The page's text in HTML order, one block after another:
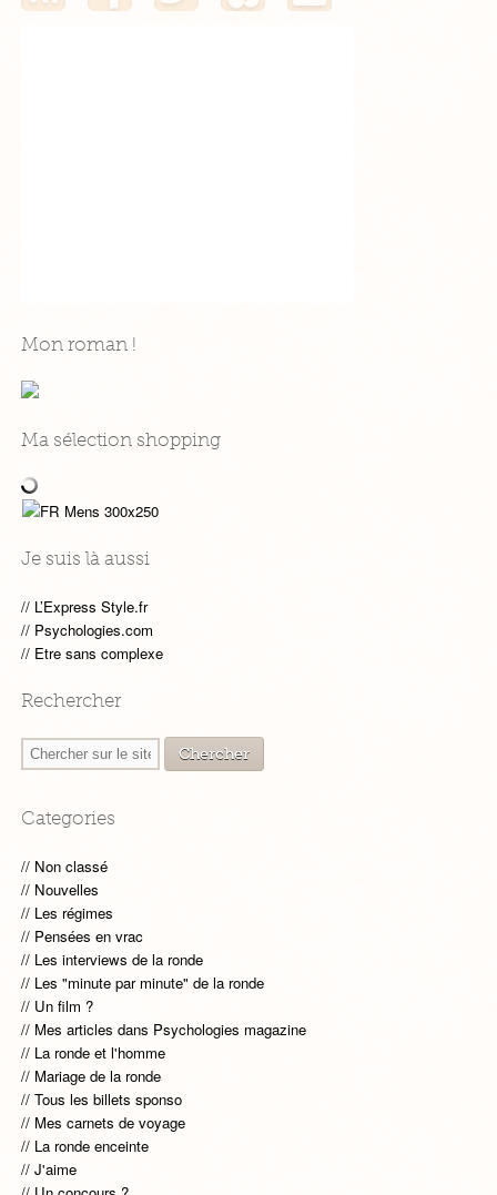
Mon roman !
Ma sélection shopping
Je suis là aussi
L’Express Style.fr
Psychologies.com
Etre sans complexe
Rechercher
Categories
Non classé
Nouvelles
Les régimes
Pensées en vrac
Les interviews de la ronde
Les "minute par minute" de la ronde
Un film ?
Mes articles dans Psychologies magazine
La ronde et l'homme
Mariage de la ronde
Tous les billets sponso
Mes carnets de voyage
La ronde enceinte
J'aime